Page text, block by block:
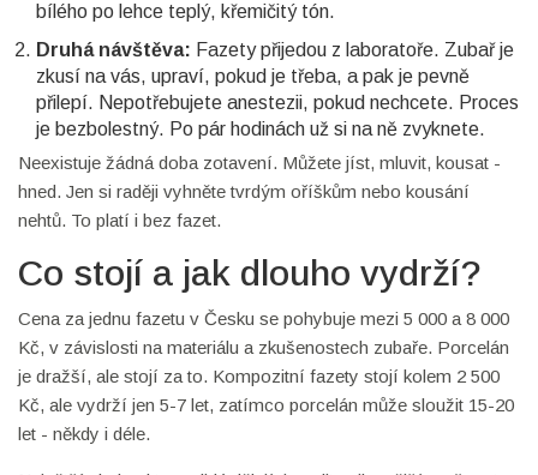
bílého po lehce teplý, křemičitý tón.
Druhá návštěva: Fazety přijedou z laboratoře. Zubař je
zkusí na vás, upraví, pokud je třeba, a pak je pevně
přilepí. Nepotřebujete anestezii, pokud nechcete. Proces
je bezbolestný. Po pár hodinách už si na ně zvyknete.
Neexistuje žádná doba zotavení. Můžete jíst, mluvit, kousat -
hned. Jen si raději vyhněte tvrdým oříškům nebo kousání
nehtů. To platí i bez fazet.
Co stojí a jak dlouho vydrží?
Cena za jednu fazetu v Česku se pohybuje mezi 5 000 a 8 000
Kč, v závislosti na materiálu a zkušenostech zubaře. Porcelán
je dražší, ale stojí za to. Kompozitní fazety stojí kolem 2 500
Kč, ale vydrží jen 5-7 let, zatímco porcelán může sloužit 15-20
let - někdy i déle.